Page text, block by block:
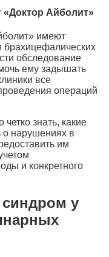
Айболит»
имеют
обследование
ему задышать
все
операций
знать, какие
о нарушениях в
им
и конкретного
у